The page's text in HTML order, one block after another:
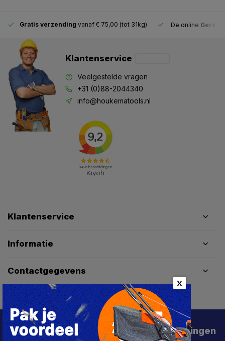
Gratis verzending vanaf € 75,00 (tot 31kg) De online
Klantenservice
Veelgestelde vragen
+31 (0)88-2044340
info@houkematools.nl
Klantenservice
Informatie
Contactgegevens
Schrijf je in voor de beste deals en kortingen
X